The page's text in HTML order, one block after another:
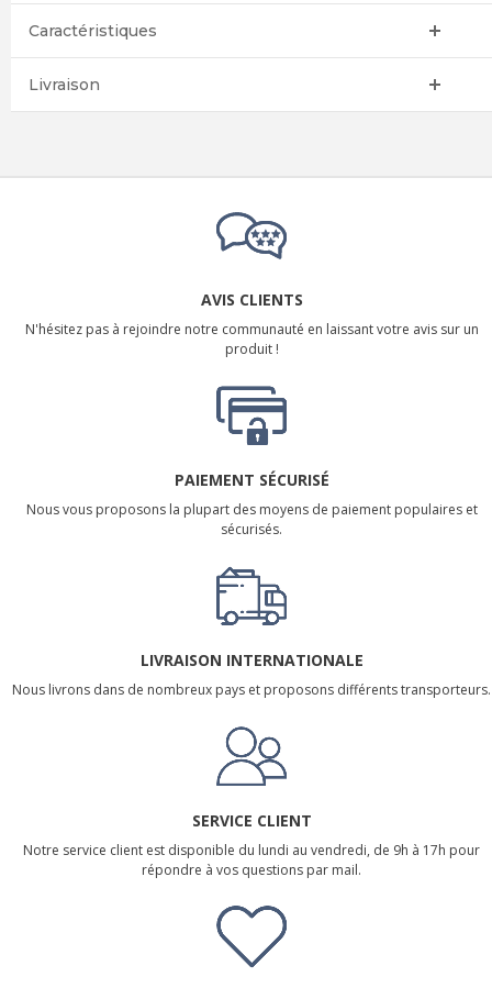
Caractéristiques
Livraison
AVIS CLIENTS
N'hésitez pas à rejoindre notre communauté en laissant votre avis sur un
produit !
PAIEMENT SÉCURISÉ
Nous vous proposons la plupart des moyens de paiement populaires et
sécurisés.
LIVRAISON INTERNATIONALE
Nous livrons dans de nombreux pays et proposons différents transporteurs.
SERVICE CLIENT
Notre service client est disponible du lundi au vendredi, de 9h à 17h pour
répondre à vos questions par mail.